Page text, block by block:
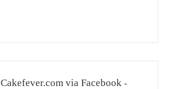
Cakefever.com via Facebook -